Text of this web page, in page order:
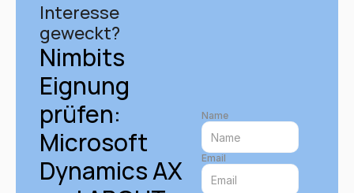
Interesse
geweckt?
Nimbits
Eignung
prüfen:
Microsoft
Dynamics AX
Name
Email